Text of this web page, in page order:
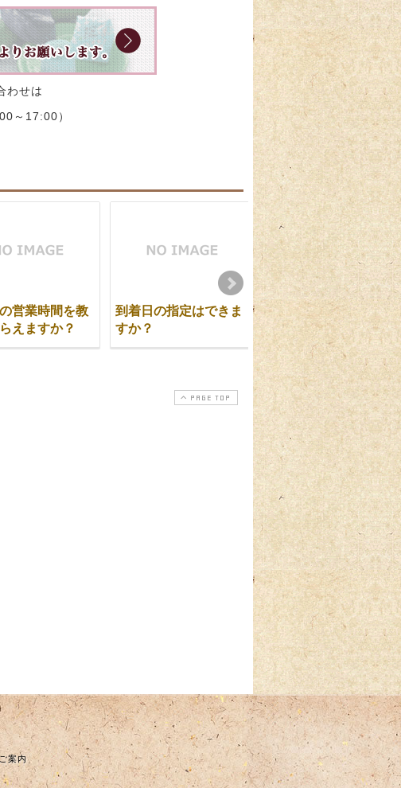
わせは
～17:00）
営業時間を教
えますか？
到着日の指定はできま
すか？
オンライン商品以外の
商品のご注文はできま
すか？
PAGE TOP
案内